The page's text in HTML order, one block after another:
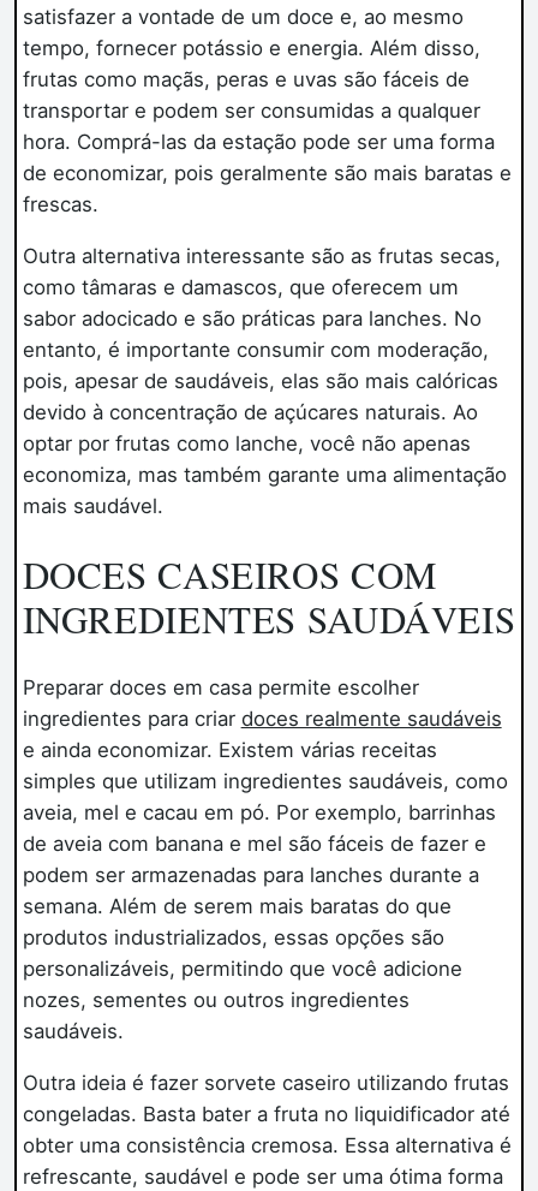
satisfazer a vontade de um doce e, ao mesmo
tempo, fornecer potássio e energia. Além disso,
frutas como maçãs, peras e uvas são fáceis de
transportar e podem ser consumidas a qualquer
hora. Comprá-las da estação pode ser uma forma
de economizar, pois geralmente são mais baratas e
frescas.
Outra alternativa interessante são as frutas secas,
como tâmaras e damascos, que oferecem um
sabor adocicado e são práticas para lanches. No
entanto, é importante consumir com moderação,
pois, apesar de saudáveis, elas são mais calóricas
devido à concentração de açúcares naturais. Ao
optar por frutas como lanche, você não apenas
economiza, mas também garante uma alimentação
mais saudável.
DOCES CASEIROS COM
INGREDIENTES SAUDÁVEIS
Preparar doces em casa permite escolher
ingredientes para criar doces realmente saudáveis
e ainda economizar. Existem várias receitas
simples que utilizam ingredientes saudáveis, como
aveia, mel e cacau em pó. Por exemplo, barrinhas
de aveia com banana e mel são fáceis de fazer e
podem ser armazenadas para lanches durante a
semana. Além de serem mais baratas do que
produtos industrializados, essas opções são
personalizáveis, permitindo que você adicione
nozes, sementes ou outros ingredientes
saudáveis.
Outra ideia é fazer sorvete caseiro utilizando frutas
congeladas. Basta bater a fruta no liquidificador até
obter uma consistência cremosa. Essa alternativa é
refrescante, saudável e pode ser uma ótima forma